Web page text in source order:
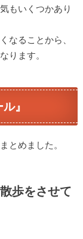
もいくつかあり
なることから、
ります。
』
とめました。
歩をさせて